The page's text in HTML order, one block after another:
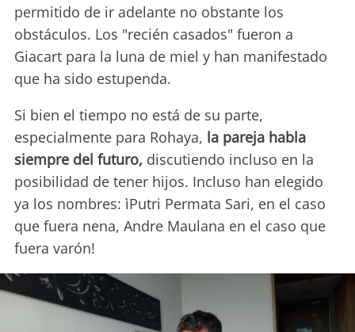
permitido de ir adelante no obstante los
obstáculos. Los "recién casados" fueron a
Giacart para la luna de miel y han manifestado
que ha sido estupenda.
Si bien el tiempo no está de su parte,
especialmente para Rohaya, la pareja habla
siempre del futuro, discutiendo incluso en la
posibilidad de tener hijos. Incluso han elegido
ya los nombres: ìPutri Permata Sari, en el caso
que fuera nena, Andre Maulana en el caso que
fuera varón!